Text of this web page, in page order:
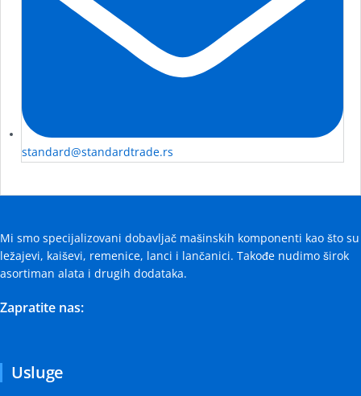
standard@standardtrade.rs
Mi smo specijalizovani dobavljač mašinskih komponenti kao što su
ležajevi, kaiševi, remenice, lanci i lančanici. Takođe nudimo širok
asortiman alata i drugih dodataka.
Zapratite nas:
Usluge